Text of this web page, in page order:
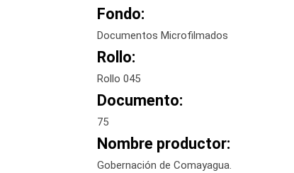
Fondo:
Documentos Microfilmados
Rollo:
Rollo 045
Documento:
75
Nombre productor:
Gobernación de Comayagua.